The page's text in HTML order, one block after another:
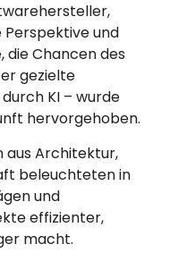
und
die Chancen des
gezielte
KI – wurde
hervorgehoben.
aus Architektur,
beleuchteten in
und
effizienter,
macht.